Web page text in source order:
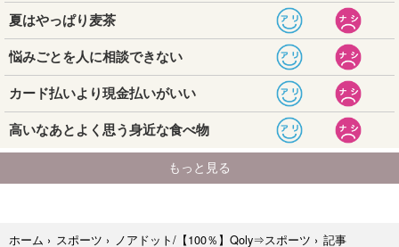
ホーム › スポーツ › ノアドット/【100％】Qoly⇒スポーツ › 記事